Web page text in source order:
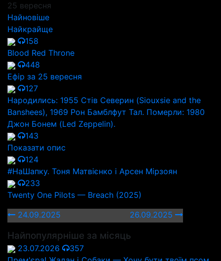
25 вересня
Найновіше
Найкрайще
158
Blood Red Throne
448
Ефір за 25 вересня
127
Народились: 1955 Стів Северин (Siouxsie and the
Banshees), 1969 Рон Бамблфут Тал. Померли: 1980
Джон Бонем (Led Zeppelin).
143
Показати опис
124
#НаШапку. Тоня Матвієнко і Арсен Мірзоян
233
Twenty One Pilots — Breach (2025)
24.09.2025
26.09.2025
Найпопулярніше за місяць
23.07.2026
357